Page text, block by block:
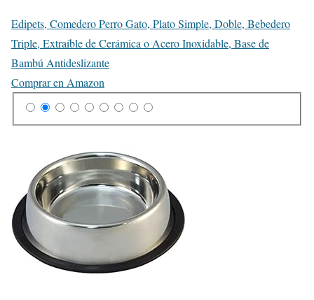
Edipets, Comedero Perro Gato, Plato Simple, Doble, Bebedero
Triple, Extraíble de Cerámica o Acero Inoxidable, Base de
Bambú Antideslizante
Comprar en Amazon